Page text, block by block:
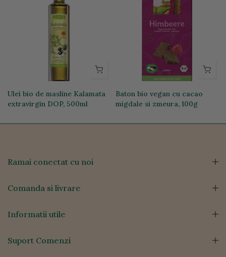
Ulei bio de masline Kalamata
extravirgin DOP, 500ml
Baton bio vegan cu cacao
migdale si zmeura, 100g
Ramai conectat cu noi
Comanda si livrare
Informatii utile
Suport Comenzi